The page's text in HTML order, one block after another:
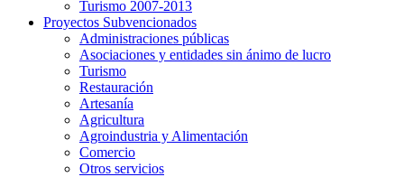
Turismo 2007-2013
Proyectos Subvencionados
Administraciones públicas
Asociaciones y entidades sin ánimo de lucro
Turismo
Restauración
Artesanía
Agricultura
Agroindustria y Alimentación
Comercio
Otros servicios